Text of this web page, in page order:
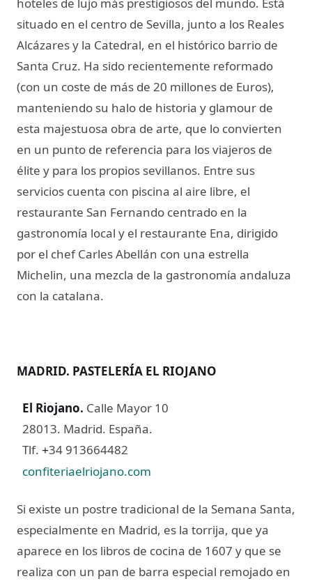
situado en el centro de Sevilla, junto a los Reales
Alcázares y la Catedral, en el histórico barrio de
Santa Cruz. Ha sido recientemente reformado
(con un coste de más de 20 millones de Euros),
manteniendo su halo de historia y glamour de
esta majestuosa obra de arte, que lo convierten
en un punto de referencia para los viajeros de
élite y para los propios sevillanos. Entre sus
servicios cuenta con piscina al aire libre, el
restaurante San Fernando centrado en la
gastronomía local y el restaurante Ena, dirigido
por el chef Carles Abellán con una estrella
Michelin, una mezcla de la gastronomía andaluza
con la catalana.
MADRID. PASTELERÍA EL RIOJANO
El Riojano. Calle Mayor 10
28013. Madrid. España.
Tlf. +34 913664482
confiteriaelriojano.com
Si existe un postre tradicional de la Semana Santa,
especialmente en Madrid, es la torrija, que ya
aparece en los libros de cocina de 1607 y que se
realiza con un pan de barra especial remojado en